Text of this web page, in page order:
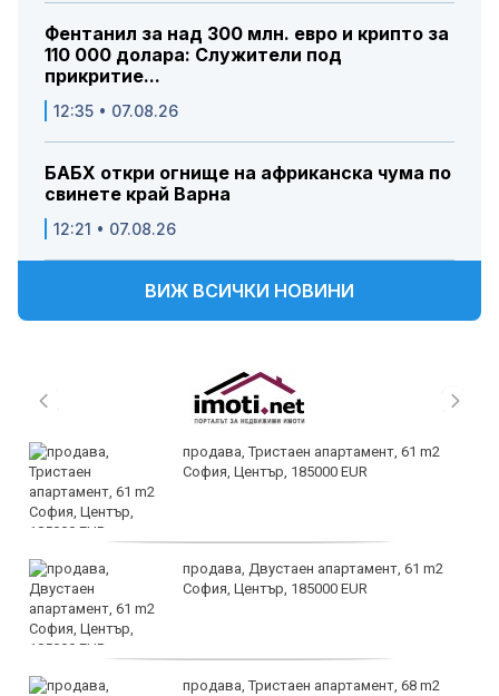
Фентанил за над 300 млн. евро и крипто за
110 000 долара: Служители под
прикритие...
12:35 • 07.08.26
БАБХ откри огнище на африканска чума по
свинете край Варна
12:21 • 07.08.26
ВИЖ ВСИЧКИ НОВИНИ
продава, Тристаен апартамент, 61 m2
София, Център, 185000 EUR
продава, Двустаен апартамент, 61 m2
София, Център, 185000 EUR
продава, Тристаен апартамент, 68 m2